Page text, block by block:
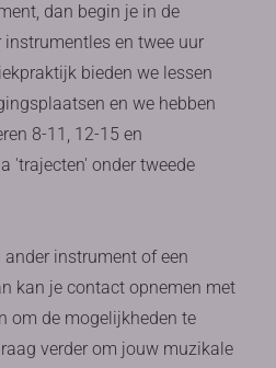
dan begin je in de
en twee uur
bieden we lessen
en we hebben
8-11, 12-15 en
'trajecten' onder tweede
instrument of een
kan je contact opnemen met
om de mogelijkheden te
verder om jouw muzikale